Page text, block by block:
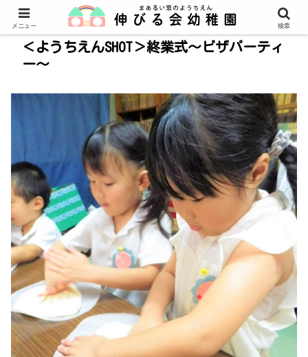
＜ようちえんSHOT＞終業式～ピザパーティ
ー～
メニュー 検索